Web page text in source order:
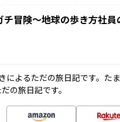
チ冒険～地球の歩き方社員
によるただの旅日記です。た
の旅日記です。